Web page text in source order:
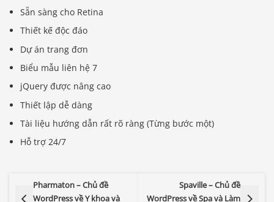
Sẵn sàng cho Retina
Thiết kế độc đáo
Dự án trang đơn
Biểu mẫu liên hệ 7
jQuery được nâng cao
Thiết lập dễ dàng
Tài liệu hướng dẫn rất rõ ràng (Từng bước một)
Hỗ trợ 24/7
Pharmaton – Chủ đề
WordPress về Y khoa và
Spaville – Chủ đề
WordPress về Spa và Làm